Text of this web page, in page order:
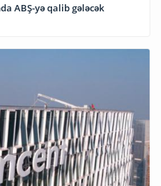
ABŞ-yə qalib gələcək